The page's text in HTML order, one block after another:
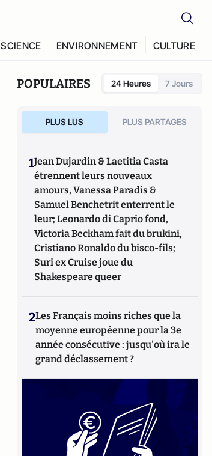
SCIENCE ENVIRONNEMENT CULTURE
POPULAIRES 24 Heures 7 Jours
PLUS LUS PLUS PARTAGES
1Jean Dujardin & Laetitia Casta
étrennent leurs nouveaux
amours, Vanessa Paradis &
Samuel Benchetrit enterrent le
leur; Leonardo di Caprio fond,
Victoria Beckham fait du brukini,
Cristiano Ronaldo du bisco-fils;
Suri ex Cruise joue du
Shakespeare queer
2Les Français moins riches que la
moyenne européenne pour la 3e
année consécutive : jusqu'où ira le
grand déclassement ?